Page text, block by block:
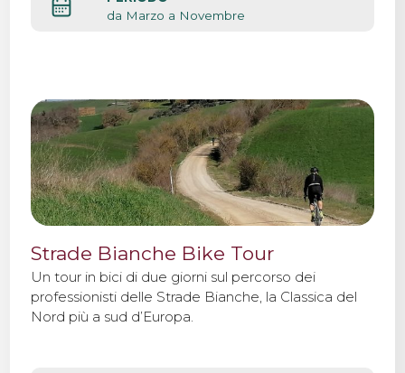
da Marzo a Novembre
Strade Bianche Bike Tour
Un tour in bici di due giorni sul percorso dei
professionisti delle Strade Bianche, la Classica del
Nord più a sud d’Europa.